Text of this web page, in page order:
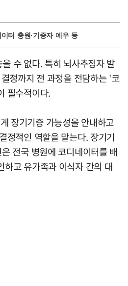
터 충원·기증자 예우 등
수 없다. 특히 뇌사추정자 발
정까지 전 과정을 전담하는 '코
필수적이다.
장기기증 가능성을 안내하고
정적인 역할을 맡는다. 장기기
전국 병원에 코디네이터를 배
하고 유가족과 이식자 간의 대